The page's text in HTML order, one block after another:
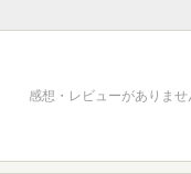
感想・レビューがありませ